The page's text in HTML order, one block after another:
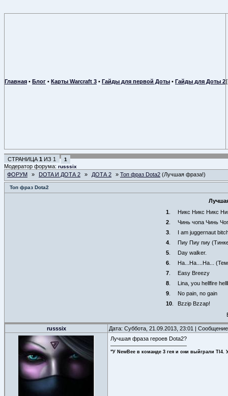
Главная • Блог • Карты Warcraft 3 • Гайды для первой Доты • Гайды для Доты 2
СТРАНИЦА 1 ИЗ 1 1
Модератор форума: russsix
ФОРУМ » DOTA И ДОТА 2 » ДОТА 2 » Топ фраз Dota2 (Лучшая фраза!)
Топ фраз Dota2
1.
Никс Никс Никс
2.
Чинь чопа Чинь
3.
I am juggernaut
4.
Пиу Пиу пиу
5.
Day walker.
6.
Ha...Ha....Ha...
7.
Easy Breezy
8.
Lina, you hellfire
9.
No pain, no gain
10.
Bzzip Bzzap!
russsix Дата: Суббота, 21.09.2013, 23:01 |
Лучшая фраза героев Dota2?
"У NewBee в команде 3 гея и они выйграли